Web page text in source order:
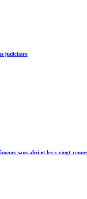
judiciaire
sans-abri et les « vingt-